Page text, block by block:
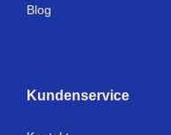
Blog
Kundenservice